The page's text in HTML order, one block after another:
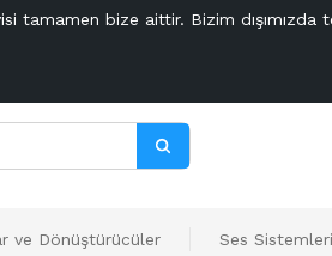
tamamen bize aittir. Bizim dışımızda
ve Dönüştürücüler Ses Sistemleri